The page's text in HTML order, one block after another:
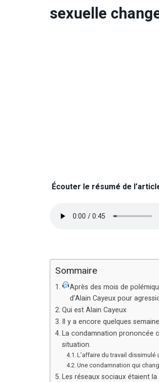
sexuelle
Écouter le résumé de
Sommaire
Après des mois de
d’Alain Cayeux pour
Qui est Alain Cayeux
Il y a encore quelques
La condamnation prononcée
situation.
L’affaire du travail dissimulé
Une condamnation qui
Les réseaux sociaux étaient